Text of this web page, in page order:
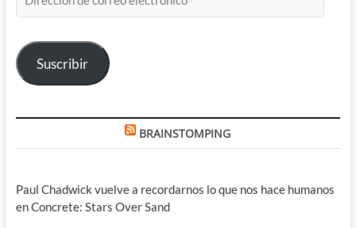
de
electrónico
Suscribir
BRAINSTOMPING
Paul Chadwick vuelve a recordarnos lo que nos hace humanos
en Concrete: Stars Over Sand